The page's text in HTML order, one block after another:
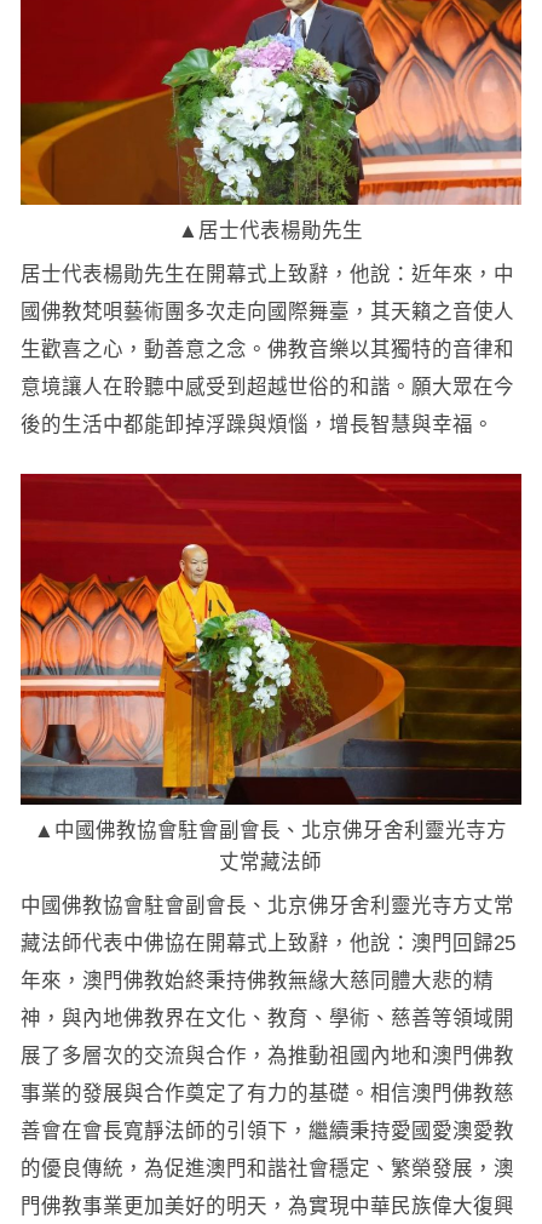
▲居士代表楊勛先生
居士代表楊勛先生在開幕式上致辭，他說：近年來，中
國佛教梵唄藝術團多次走向國際舞臺，其天籟之音使人
生歡喜之心，動善意之念。佛教音樂以其獨特的音律和
意境讓人在聆聽中感受到超越世俗的和諧。願大眾在今
後的生活中都能卸掉浮躁與煩惱，增長智慧與幸福。
▲中國佛教協會駐會副會長、北京佛牙舍利靈光寺方
丈常藏法師
中國佛教協會駐會副會長、北京佛牙舍利靈光寺方丈常
藏法師代表中佛協在開幕式上致辭，他說：澳門回歸25
年來，澳門佛教始終秉持佛教無緣大慈同體大悲的精
神，與內地佛教界在文化、教育、學術、慈善等領域開
展了多層次的交流與合作，為推動祖國內地和澳門佛教
事業的發展與合作奠定了有力的基礎。相信澳門佛教慈
善會在會長寬靜法師的引領下，繼續秉持愛國愛澳愛教
的優良傳統，為促進澳門和諧社會穩定、繁榮發展，澳
門佛教事業更加美好的明天，為實現中華民族偉大復興